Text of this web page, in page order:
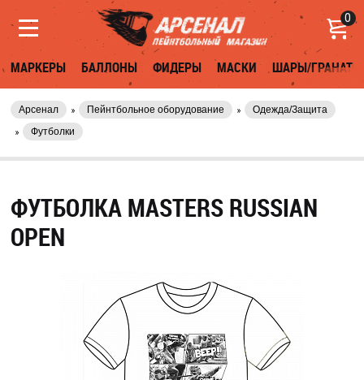
0
МАРКЕРЫ БАЛЛОНЫ ФИДЕРЫ МАСКИ ШАРЫ/ГРАНАТЫ
Арсенал Пейнтбольное оборудование
Одежда/Защита
Футболки
ФУТБОЛКА MASTERS RUSSIAN
OPEN